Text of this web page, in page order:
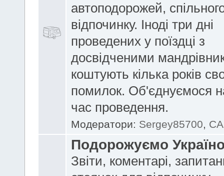
автоподорожей,
відпочинку. Іноді три дні
проведених у поїздці з
досвідченими
коштують кілька років
помилок. Об'єднуємося
час проведення.
Модератори: Sergey85700,
Подорожуємо
Звіти, коментарі,